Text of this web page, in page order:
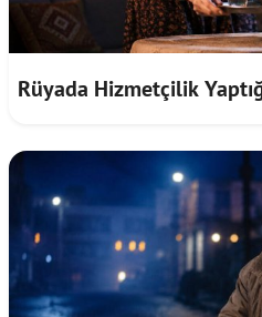
Rüyada Hizmetçilik